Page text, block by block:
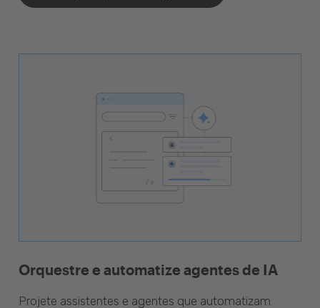
Orquestre e automatize agentes de IA
Projete assistentes e agentes que automatizam